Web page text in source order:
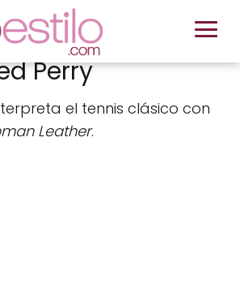
Perry
el tennis clásico con
Leather.